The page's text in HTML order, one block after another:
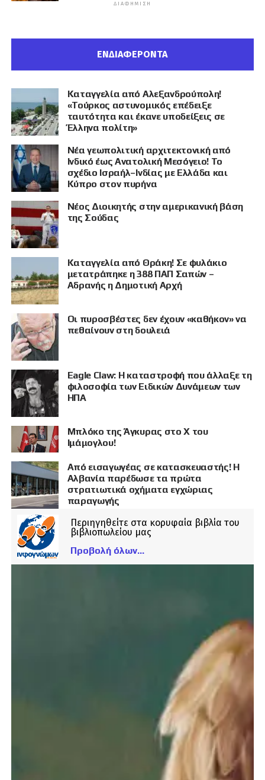
ΔΙΑΦΉΜΙΣΗ
ΕΝΔΙΑΦΕΡΟΝΤΑ
Καταγγελία από Αλεξανδρούπολη!
«Τούρκος αστυνομικός επέδειξε
ταυτότητα και έκανε υποδείξεις σε
Έλληνα πολίτη»
Νέα γεωπολιτική αρχιτεκτονική από
Ινδικό έως Ανατολική Μεσόγειο! Το
σχέδιο Ισραήλ–Ινδίας με Ελλάδα και
Κύπρο στον πυρήνα
Νέος Διοικητής στην αμερικανική βάση
της Σούδας
Καταγγελία από Θράκη! Σε φυλάκιο
μετατράπηκε η 388 ΠΑΠ Σαπών –
Αδρανής η Δημοτική Αρχή
Οι πυροσβέστες δεν έχουν «καθήκον» να
πεθαίνουν στη δουλειά
Eagle Claw: Η καταστροφή που άλλαξε τη
φιλοσοφία των Ειδικών Δυνάμεων των
ΗΠΑ
Μπλόκο της Άγκυρας στο X του
Ιμάμογλου!
Από εισαγωγέας σε κατασκευαστής! Η
Αλβανία παρέδωσε τα πρώτα
στρατιωτικά οχήματα εγχώριας
παραγωγής
Περιηγηθείτε στα κορυφαία βιβλία του
βιβλιοπωλείου μας
Προβολή όλων